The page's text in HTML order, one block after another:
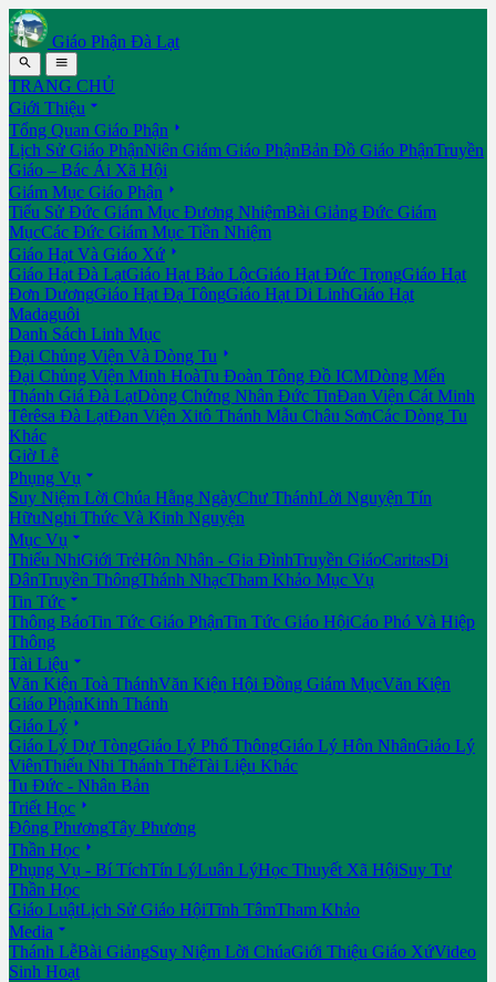
Giáo Phận Đà Lạt
 
TRANG CHỦ
Giới Thiệu 
Tổng Quan Giáo Phận 
Lịch Sử Giáo PhậnNiên Giám Giáo PhậnBản Đồ Giáo PhậnTruyền
Giáo – Bác Ái Xã Hội
Giám Mục Giáo Phận 
Tiểu Sử Đức Giám Mục Đương NhiệmBài Giảng Đức Giám
MụcCác Đức Giám Mục Tiền Nhiệm
Giáo Hạt Và Giáo Xứ 
Giáo Hạt Đà LạtGiáo Hạt Bảo LộcGiáo Hạt Đức TrọngGiáo Hạt
Đơn DươngGiáo Hạt Đạ TôngGiáo Hạt Di LinhGiáo Hạt
Madaguôi
Danh Sách Linh Mục
Đại Chủng Viện Và Dòng Tu 
Đại Chủng Viện Minh HoàTu Đoàn Tông Đồ ICMDòng Mến
Thánh Giá Đà LạtDòng Chứng Nhân Đức TinĐan Viện Cát Minh
Têrêsa Đà LạtĐan Viện Xitô Thánh Mẫu Châu SơnCác Dòng Tu
Khác
Giờ Lễ
Phụng Vụ 
Suy Niệm Lời Chúa Hằng NgàyChư ThánhLời Nguyện Tín
HữuNghi Thức Và Kinh Nguyện
Mục Vụ 
Thiếu NhiGiới TrẻHôn Nhân - Gia ĐìnhTruyền GiáoCaritasDi
DânTruyền ThôngThánh NhạcTham Khảo Mục Vụ
Tin Tức 
Thông BáoTin Tức Giáo PhậnTin Tức Giáo HộiCáo Phó Và Hiệp
Thông
Tài Liệu 
Văn Kiện Toà ThánhVăn Kiện Hội Đồng Giám MụcVăn Kiện
Giáo PhậnKinh Thánh
Giáo Lý 
Giáo Lý Dự TòngGiáo Lý Phổ ThôngGiáo Lý Hôn NhânGiáo Lý
ViênThiếu Nhi Thánh ThểTài Liệu Khác
Tu Đức - Nhân Bản
Triết Học 
Đông PhươngTây Phương
Thần Học 
Phụng Vụ - Bí TíchTín LýLuân LýHọc Thuyết Xã HộiSuy Tư
Thần Học
Giáo LuậtLịch Sử Giáo HộiTĩnh TâmTham Khảo
Media 
Thánh LễBài GiảngSuy Niệm Lời ChúaGiới Thiệu Giáo XứVideo
Sinh Hoạt